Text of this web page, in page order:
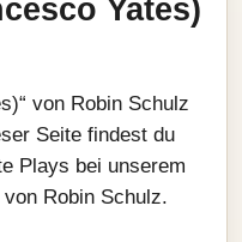
Yates)
von Robin Schulz
Seite findest du
Plays bei unserem
Robin Schulz.